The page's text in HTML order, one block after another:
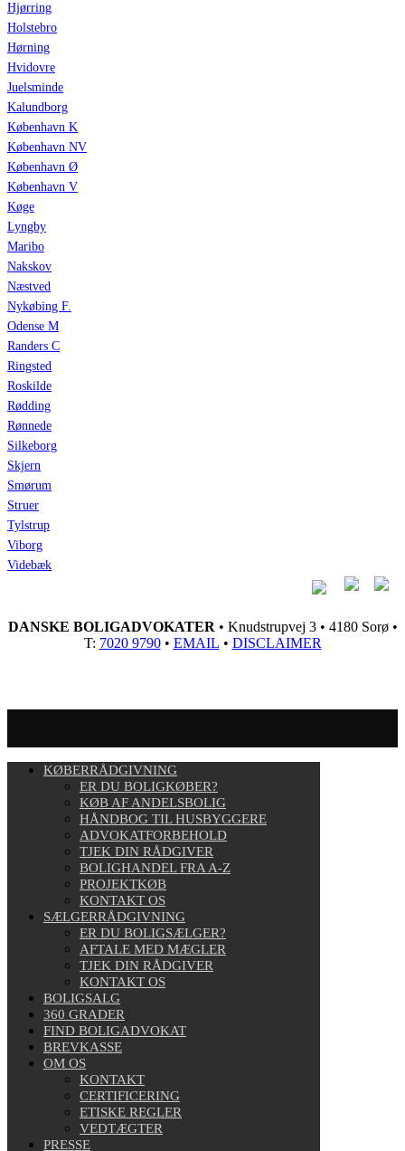
Hjørring
Holstebro
Hørning
Hvidovre
Juelsminde
Kalundborg
København K
København NV
København Ø
København V
Køge
Lyngby
Maribo
Nakskov
Næstved
Nykøbing F.
Odense M
Randers C
Ringsted
Roskilde
Rødding
Rønnede
Silkeborg
Skjern
Smørum
Struer
Tylstrup
Viborg
Videbæk
DANSKE BOLIGADVOKATER • Knudstrupvej 3 • 4180 Sorø •
T: 7020 9790• EMAIL • DISCLAIMER
KØBERRÅDGIVNING
ER DU BOLIGKØBER?
KØB AF ANDELSBOLIG
HÅNDBOG TIL HUSBYGGERE
ADVOKATFORBEHOLD
TJEK DIN RÅDGIVER
BOLIGHANDEL FRA A-Z
PROJEKTKØB
KONTAKT OS
SÆLGERRÅDGIVNING
ER DU BOLIGSÆLGER?
AFTALE MED MÆGLER
TJEK DIN RÅDGIVER
KONTAKT OS
BOLIGSALG
360 GRADER
FIND BOLIGADVOKAT
BREVKASSE
OM OS
KONTAKT
CERTIFICERING
ETISKE REGLER
VEDTÆGTER
PRESSE